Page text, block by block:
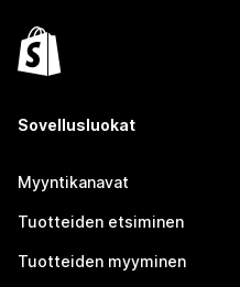
Sovellusluokat
Myyntikanavat
Tuotteiden etsiminen
Tuotteiden myyminen